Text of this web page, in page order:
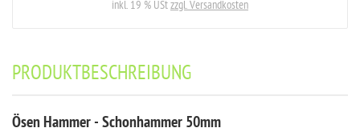
inkl. 19 % UStzzgl. Versandkosten
PRODUKTBESCHREIBUNG
Ösen Hammer - Schonhammer 50mm